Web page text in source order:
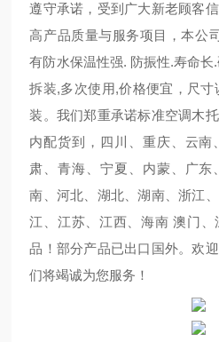
遵守承诺，受到广大新老顾客
高产品质量与服务项目，本公
有防水保温性强. 防振性.寿命长
拆装,多次使用,价格便宜，尺
装。我们郑重承诺标准空调木
内配货到，四川、重庆、云南
肃、青海、宁夏、内蒙、广东
南、河北、湖北、湖南、浙江
江、江苏、江西、海南 澳门
品！部分产品已出口国外。欢
们将竭诚为您服务！